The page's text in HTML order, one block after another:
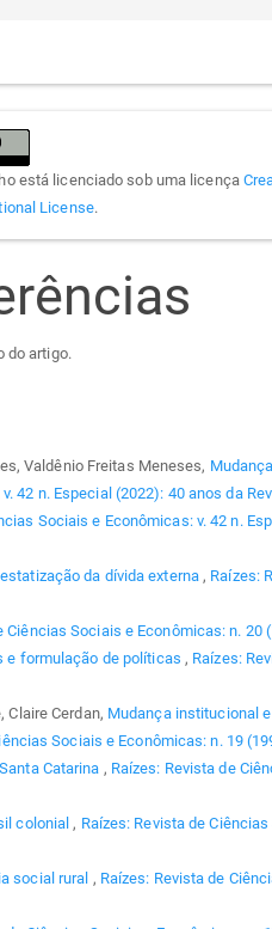
está licenciado sob uma licença
License.
do artigo.
Valdênio Freitas Meneses,
42 n. Especial (2022): 40 anos da
Sociais e Econômicas: v. 42 n.
da dívida externa, Raízes:
Ciências Sociais e Econômicas: n. 20
e formulação de políticas , Raízes:
Claire Cerdan, Mudança institucional
Sociais e Econômicas: n. 19
Catarina , Raízes: Revista de
colonial, Raízes: Revista de
social rural , Raízes: Revista de